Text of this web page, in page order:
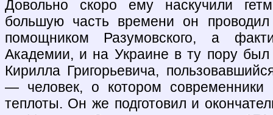
Довольно скоро ему наскучили
большую часть времени он
помощником Разумовского, а
Академии, и на Украине в ту пору был
Кирилла Григорьевича,
— человек, о котором современники
теплоты. Он же подготовил и